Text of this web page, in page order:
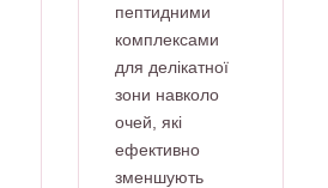
пептидними
комплексами
для делікатної
зони навколо
очей, які
ефективно
зменшують